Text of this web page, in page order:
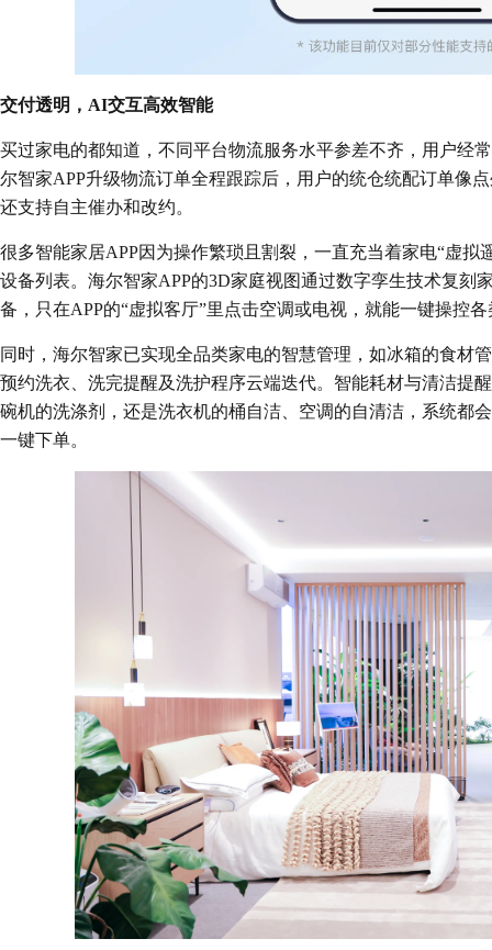
交付透明，AI交互高效智能
买过家电的都知道，不同平台物流服务水平参差不齐，用户经
尔智家APP升级物流订单全程跟踪后，用户的统仓统配订单像
还支持自主催办和改约。
很多智能家居APP因为操作繁琐且割裂，一直充当着家电“虚
设备列表。海尔智家APP的3D家庭视图通过数字孪生技术复刻
备，只在APP的“虚拟客厅”里点击空调或电视，就能一键操控
同时，海尔智家已实现全品类家电的智慧管理，如冰箱的食材
预约洗衣、洗完提醒及洗护程序云端迭代。智能耗材与清洁提
碗机的洗涤剂，还是洗衣机的桶自洁、空调的自清洁，系统都
一键下单。